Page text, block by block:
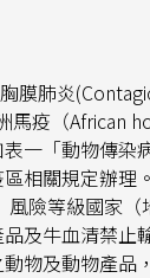
膜肺炎
馬疫（African
一「動物傳
相關規定辦理。
風險等級國家
及牛血清禁
物及動物產品